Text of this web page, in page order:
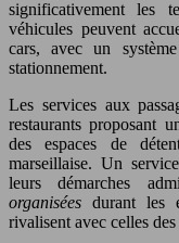
significativement les
véhicules peuvent
cars, avec un
stationnement.
Les services aux
restaurants proposant
des espaces de
marseillaise. Un
leurs démarches
organiséesdurant les
rivalisent avec celles